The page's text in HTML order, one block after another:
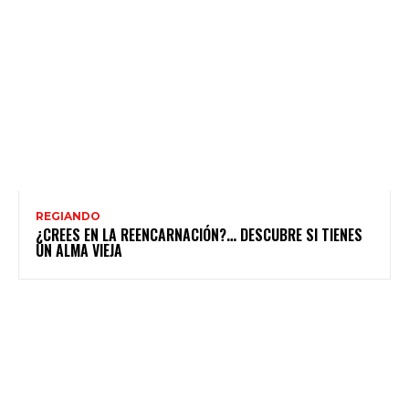
REGIANDO
¿CREES EN LA REENCARNACIÓN?… DESCUBRE SI TIENES
UN ALMA VIEJA